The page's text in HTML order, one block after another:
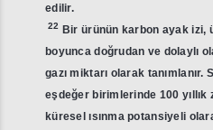
edilir.
22 Bir ürünün karbon ayak izi,
boyunca doğrudan ve dolaylı
gazı miktarı olarak tanımlanır.
eşdeğer birimlerinde 100 yıllık
küresel ısınma potansiyeli